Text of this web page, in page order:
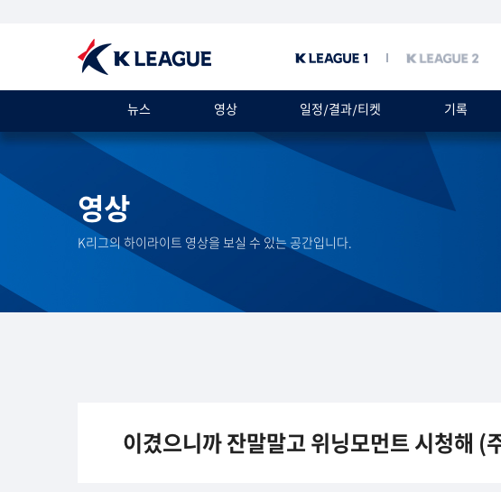
뉴스 영상 일정/결과/티켓 기록
영상
K리그의 하이라이트 영상을 보실 수 있는 공간입니다.
이겼으니까 잔말말고 위닝모먼트 시청해